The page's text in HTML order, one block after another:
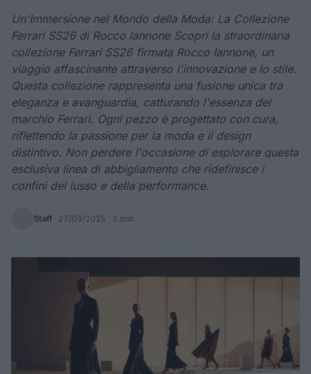
Un'Immersione nel Mondo della Moda: La Collezione
Ferrari SS26 di Rocco Iannone Scopri la straordinaria
collezione Ferrari SS26 firmata Rocco Iannone, un
viaggio affascinante attraverso l'innovazione e lo stile.
Questa collezione rappresenta una fusione unica tra
eleganza e avanguardia, catturando l'essenza del
marchio Ferrari. Ogni pezzo è progettato con cura,
riflettendo la passione per la moda e il design
distintivo. Non perdere l'occasione di esplorare questa
esclusiva linea di abbigliamento che ridefinisce i
confini del lusso e della performance.
Staff · 27/09/2025 · 3 min